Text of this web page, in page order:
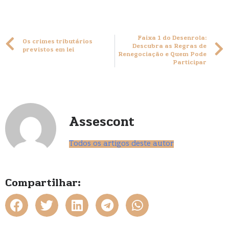
Os crimes tributários
previstos em lei
Faixa 1 do Desenrola:
Descubra as Regras de
Renegociação e Quem Pode
Participar
Assescont
Todos os artigos deste autor
Compartilhar: